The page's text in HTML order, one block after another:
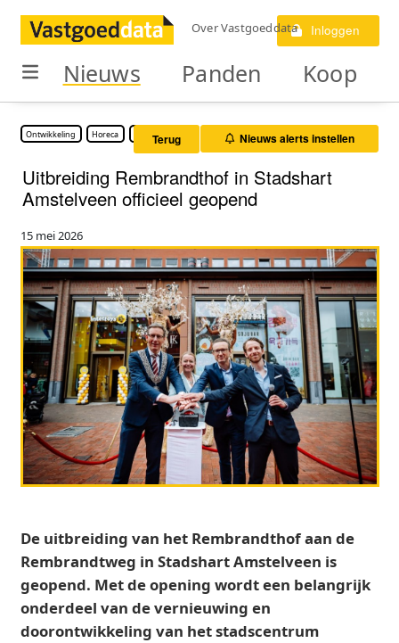
Over Vastgoeddata Inloggen
Nieuws Panden Koop
Ontwikkeling Horeca Winkelruimte
Terug Nieuws alerts instellen
Uitbreiding Rembrandthof in Stadshart
Amstelveen officieel geopend
15 mei 2026
De uitbreiding van het Rembrandthof aan de
Rembrandtweg in Stadshart Amstelveen is
geopend. Met de opening wordt een belangrijk
onderdeel van de vernieuwing en
doorontwikkeling van het stadscentrum